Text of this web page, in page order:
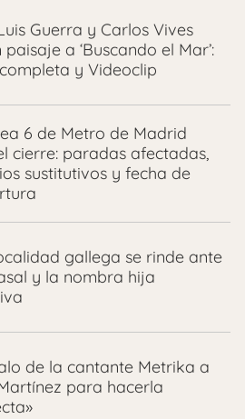
Guerra y Carlos Vives
a ‘Buscando el Mar’:
y Videoclip
6 de Metro de Madrid
cierre: paradas afectadas,
sustitutivos y fecha de
gallega se rinde ante
y la nombra hija
de la cantante Metrika a
para hacerla